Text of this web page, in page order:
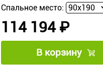
Спальное место:
114 194 ₽
В корзину